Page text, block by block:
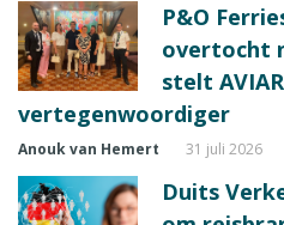
P&O
overtocht
stelt
vertegenwoordiger
Anouk van Hemert 31 juli 2026
Duits